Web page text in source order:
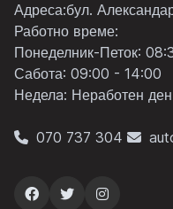
Адреса:бул.
Работно време:
Понеделник-Петок:
Сабота: 09:00 - 14:00
Неделa: Неработен ден
070 737 304